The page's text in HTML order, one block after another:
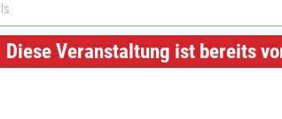
Diese Veranstaltung ist bereits